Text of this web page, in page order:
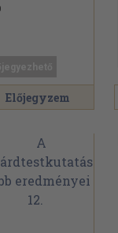
Előjegyzem